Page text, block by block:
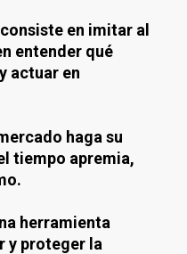
en imitar al
entender qué
actuar en
haga su
tiempo apremia,
herramienta
y proteger la